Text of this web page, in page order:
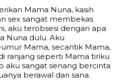
Mama Nuna, kasih
sex sangat membekas
aku terobsesi dengan apa
Nuna dulu. Aku
Mama, secantik Mama,
ranjang seperti Mama tiriku
aku sangat senang bercinta
berawal dari sana.